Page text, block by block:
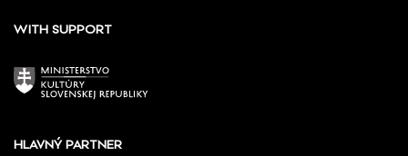
WITH SUPPORT
HLAVNÝ PARTNER